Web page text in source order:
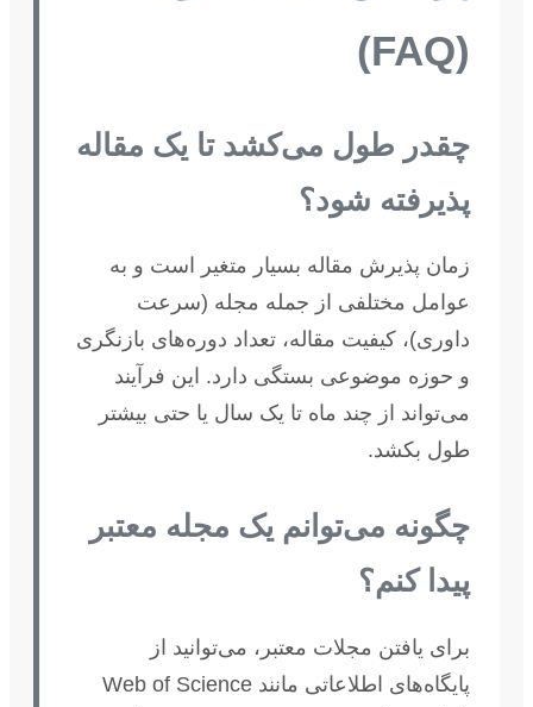
(FAQ)
چقدر طول می‌کشد تا یک مقاله
پذیرفته شود؟
زمان پذیرش مقاله بسیار متغیر است و به
عوامل مختلفی از جمله مجله (سرعت
داوری)، کیفیت مقاله، تعداد دوره‌های بازنگری
و حوزه موضوعی بستگی دارد. این فرآیند
می‌تواند از چند ماه تا یک سال یا حتی بیشتر
طول بکشد.
چگونه می‌توانم یک مجله معتبر
پیدا کنم؟
برای یافتن مجلات معتبر، می‌توانید از
پایگاه‌های اطلاعاتی مانند Web of Science